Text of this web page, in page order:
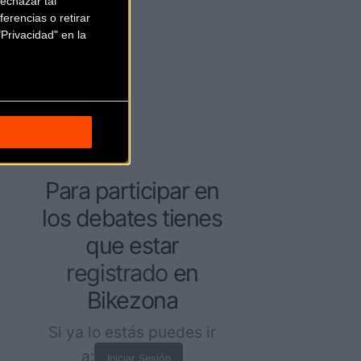
o retirar
en la
Para participar en
los debates tienes
que estar
registradoen
Bikezona
Si ya lo estás puedes ir
a:
Iniciar Sesión